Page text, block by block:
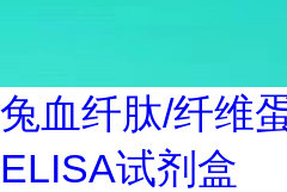
兔血纤肽/纤维
ELISA试剂盒